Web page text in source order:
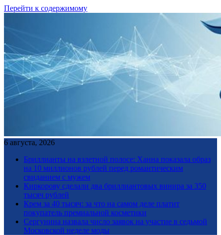
Перейти к содержимому
6 августа, 2026
Бриллианты на взлетной полосе: Ханна показала образ
на 10 миллионов рублей перед романтическим
свиданием с мужем
Киркорову сделали два бриллиантовых винира за 350
тысяч рублей
Крем за 40 тысяч: за что на самом деле платит
покупатель премиальной косметики
Сергунина назвала число заявок на участие в седьмой
Московской неделе моды